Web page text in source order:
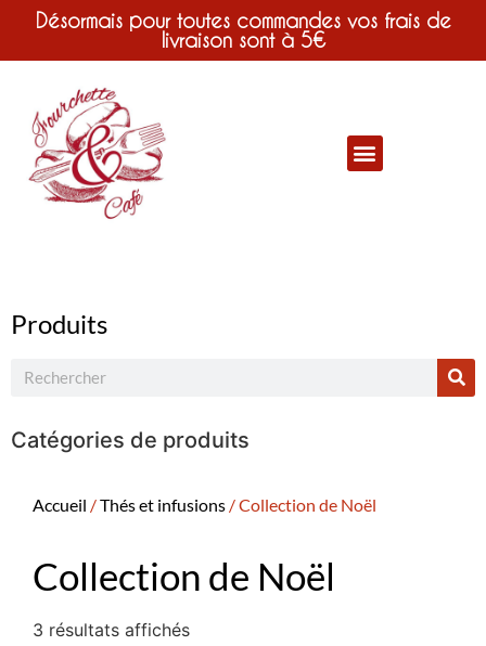
Désormais pour toutes commandes vos frais de
livraison sont à 5€
Produits
Catégories de produits
Accueil /Thés et infusions / Collection de Noël
Collection de Noël
3 résultats affichés